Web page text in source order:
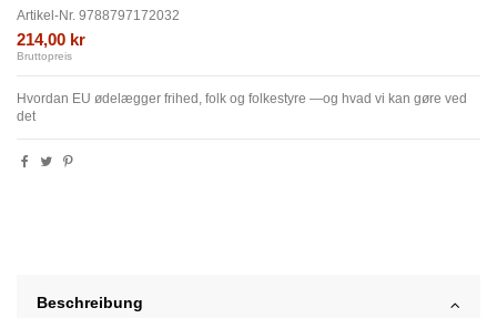
Artikel-Nr. 9788797172032
214,00 kr
Bruttopreis
Hvordan EU ødelægger frihed, folk og folkestyre —og hvad vi kan gøre ved
det
Beschreibung